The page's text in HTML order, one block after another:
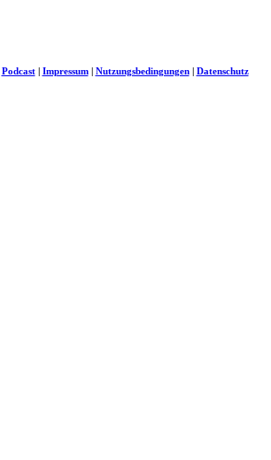
Podcast| Impressum| Nutzungsbedingungen| Datenschutz